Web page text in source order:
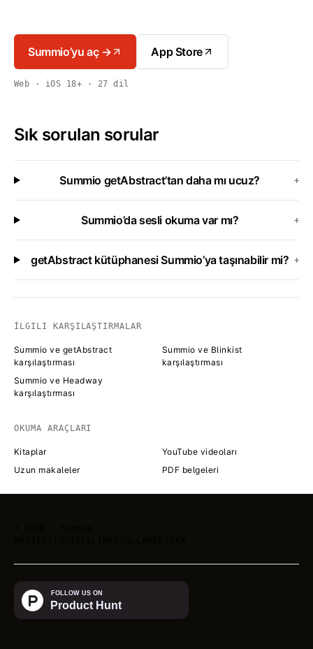
Summio’yu aç → App Store
Web · iOS 18+ · 27 dil
Sık sorulan sorular
Summio getAbstract’tan daha mı ucuz? +
Summio’da sesli okuma var mı? +
getAbstract kütüphanesi Summio’ya taşınabilir mi? +
İLGILI KARŞILAŞTIRMALAR
Summio ve getAbstract
karşılaştırması
Summio ve Blinkist
karşılaştırması
Summio ve Headway
karşılaştırması
OKUMA ARAÇLARI
Kitaplar
YouTube videoları
Uzun makaleler
PDF belgeleri